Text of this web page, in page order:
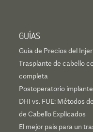
GUÍAS
Guía de Precios del
Trasplante de cabello
completa
Postoperatorio
DHI vs. FUE: Métodos
de Cabello Explicados
El mejor país para un